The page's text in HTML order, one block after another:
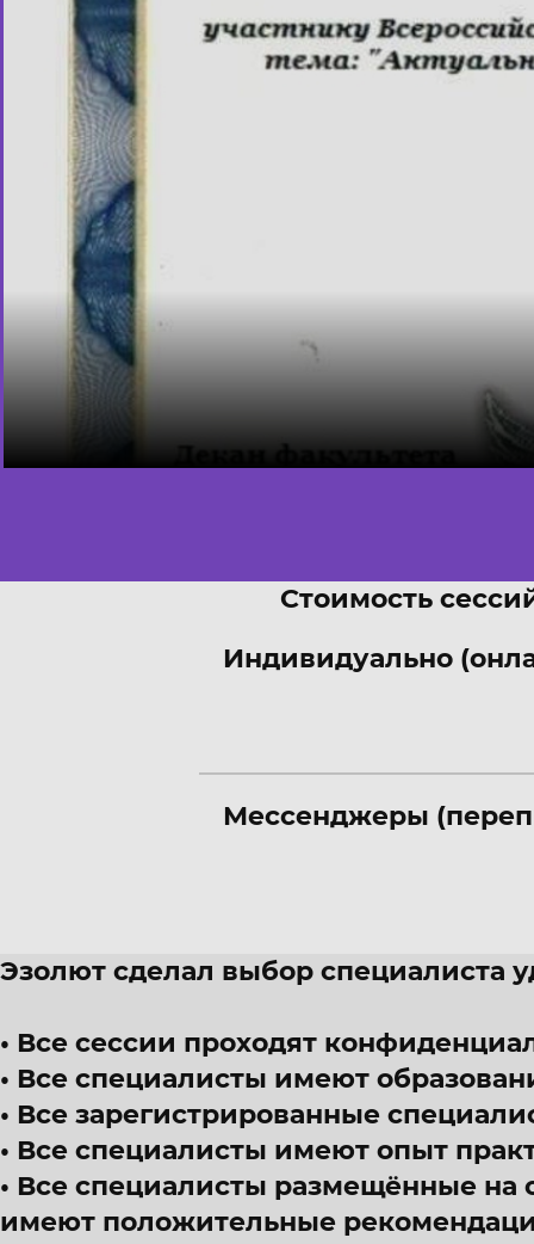
Стоимость
Индивидуально
Мессенджеры
Эзолют сделал выбор специалиста
Все сессии проходят
Все специалисты имеют
Все зарегистрированные
Все специалисты имеют опыт
Все специалисты размещённые на
имеют положительные